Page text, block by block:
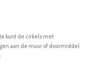
kunt de cirkels met
aan de muur of doormiddel